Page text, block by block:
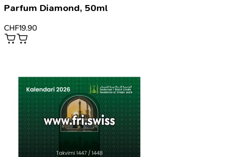
Parfum Diamond, 50ml
CHF19.90